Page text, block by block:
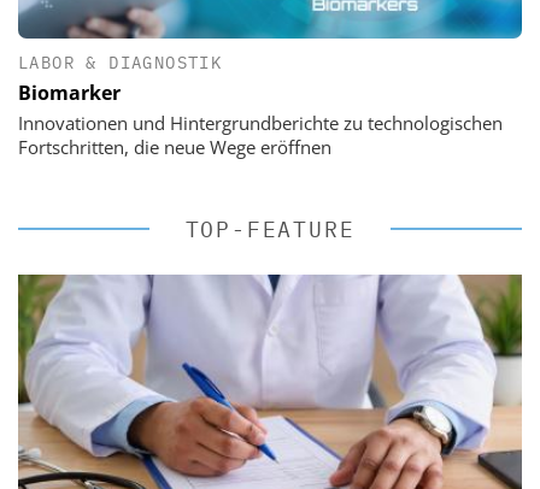
LABOR & DIAGNOSTIK
Biomarker
Innovationen und Hintergrundberichte zu technologischen
Fortschritten, die neue Wege eröffnen
TOP-FEATURE